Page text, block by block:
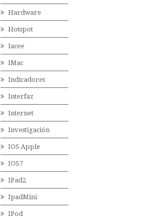
Hardware
Hotspot
Iacee
IMac
Indicadores
Interfaz
Internet
Investigación
IOS Apple
IOS7
IPad2
IpadMini
IPod